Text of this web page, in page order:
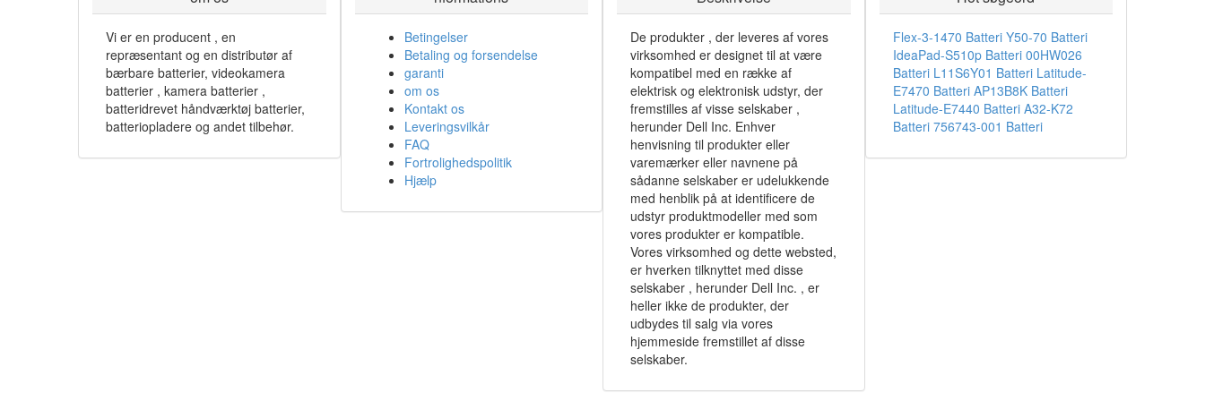
Vi er en producent , en
repræsentant og en distributør af
bærbare batterier, videokamera
batterier , kamera batterier ,
batteridrevet håndværktøj batterier,
batteriopladere og andet tilbehør.
Betingelser
Betaling og forsendelse
garanti
om os
Kontakt os
Leveringsvilkår
FAQ
Fortrolighedspolitik
Hjælp
De produkter , der leveres af vores
virksomhed er designet til at være
kompatibel med en række af
elektrisk og elektronisk udstyr, der
fremstilles af visse selskaber ,
herunder Dell Inc. Enhver
henvisning til produkter eller
varemærker eller navnene på
sådanne selskaber er udelukkende
med henblik på at identificere de
udstyr produktmodeller med som
vores produkter er kompatible.
Vores virksomhed og dette websted,
er hverken tilknyttet med disse
selskaber , herunder Dell Inc. , er
heller ikke de produkter, der
udbydes til salg via vores
hjemmeside fremstillet af disse
selskaber.
Flex-3-1470 Batteri Y50-70 Batteri
IdeaPad-S510p Batteri 00HW026
Batteri L11S6Y01 Batteri Latitude-
E7470 Batteri AP13B8K Batteri
Latitude-E7440 Batteri A32-K72
Batteri 756743-001 Batteri